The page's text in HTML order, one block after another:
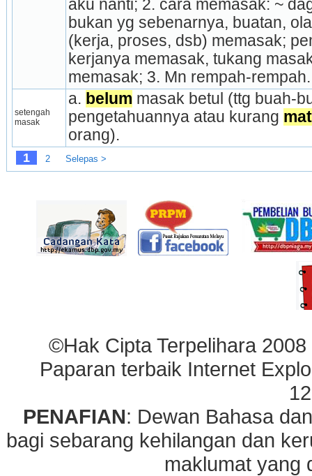
aku nanti; 2. cara memasak: ~
bukan yg sebenarnya, buatan,
(kerja, proses, dsb) me­masak;
kerjanya memasak, tukang
mema­sak; 3. Mn rempah-rempah.
setengah
masak
a. belum masak betul (ttg buah-
pengetahuannya atau kurang
orang).
1 2 Selepas >
©Hak Cipta Terpelihara
Paparan terbaik Internet
PENAFIAN: Dewan Bahasa
bagi sebarang kehilangan dan
maklumat yang